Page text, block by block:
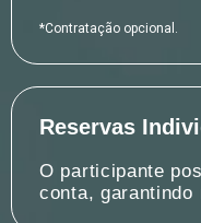
*Contratação opcional.
Reservas
O participante
conta, garantindo